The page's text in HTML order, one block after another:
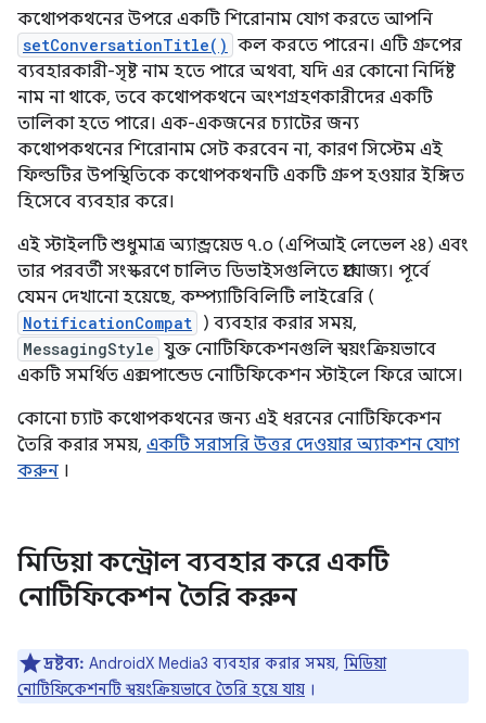
কথোপকথনের উপরে একটি শিরোনাম যোগ করতে আপনি
setConversationTitle() কল করতে পারেন। এটি গ্রুপের
ব্যবহারকারী-সৃষ্ট নাম হতে পারে অথবা, যদি এর কোনো নির্দিষ্ট
নাম না থাকে, তবে কথোপকথনে অংশগ্রহণকারীদের একটি
তালিকা হতে পারে। এক-একজনের চ্যাটের জন্য
কথোপকথনের শিরোনাম সেট করবেন না, কারণ সিস্টেম এই
ফিল্ডটির উপস্থিতিকে কথোপকথনটি একটি গ্রুপ হওয়ার ইঙ্গিত
হিসেবে ব্যবহার করে।
এই স্টাইলটি শুধুমাত্র অ্যান্ড্রয়েড ৭.০ (এপিআই লেভেল ২৪) এবং
তার পরবর্তী সংস্করণে চালিত ডিভাইসগুলিতে প্রযোজ্য। পূর্বে
যেমন দেখানো হয়েছে, কম্প্যাটিবিলিটি লাইব্রেরি (
NotificationCompat ) ব্যবহার করার সময়,
MessagingStyle যুক্ত নোটিফিকেশনগুলি স্বয়ংক্রিয়ভাবে
একটি সমর্থিত এক্সপান্ডেড নোটিফিকেশন স্টাইলে ফিরে আসে।
কোনো চ্যাট কথোপকথনের জন্য এই ধরনের নোটিফিকেশন
তৈরি করার সময়, একটি সরাসরি উত্তর দেওয়ার অ্যাকশন যোগ
করুন ।
মিডিয়া কন্ট্রোল ব্যবহার করে একটি
নোটিফিকেশন তৈরি করুন
দ্রষ্টব্য: AndroidX Media3 ব্যবহার করার সময়, মিডিয়া
নোটিফিকেশনটি স্বয়ংক্রিয়ভাবে তৈরি হয়ে যায় ।